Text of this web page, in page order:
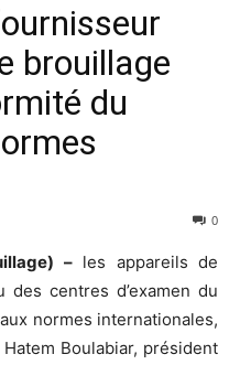
brouillage
du
0
–les appareils de
centres d’examen du
normes internationales,
Boulabiar, président